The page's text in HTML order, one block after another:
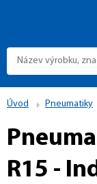
Úvod Pneumatiky
R15 -